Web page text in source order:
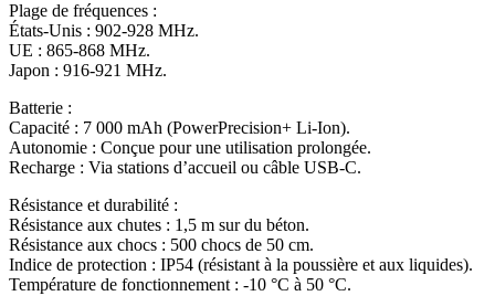
Plage de fréquences :
États-Unis : 902-928 MHz.
UE : 865-868 MHz.
Japon : 916-921 MHz.
Batterie :
Capacité : 7 000 mAh (PowerPrecision+ Li-Ion).
Autonomie : Conçue pour une utilisation prolongée.
Recharge : Via stations d’accueil ou câble USB-C.
Résistance et durabilité :
Résistance aux chutes : 1,5 m sur du béton.
Résistance aux chocs : 500 chocs de 50 cm.
Indice de protection : IP54 (résistant à la poussière et aux liquides).
Température de fonctionnement : -10 °C à 50 °C.